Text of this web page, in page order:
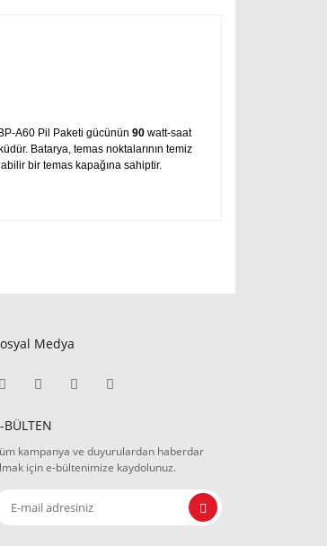
A60 Pil Paketi gücünün 90 watt-saat
Batarya, temas noktalarının temiz
bir temas kapağına sahiptir.
Medya
BÜLTEN
kampanya ve duyurulardan haberdar
için e-bültenimize kaydolunuz.